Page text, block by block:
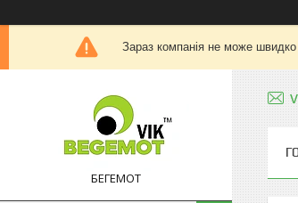
Зараз компанія не може
БЕГЕМОТ